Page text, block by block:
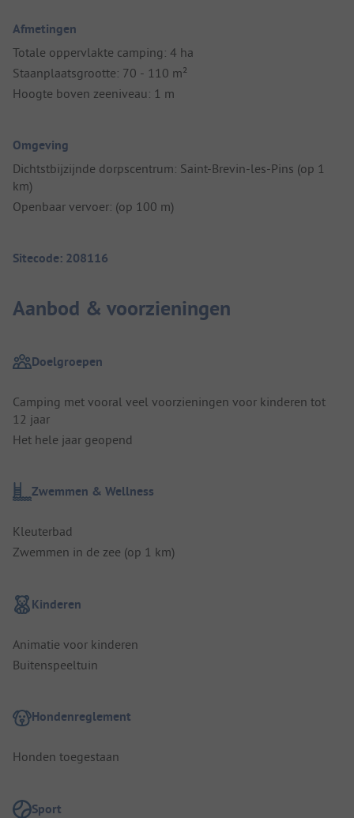
Afmetingen
Totale oppervlakte camping: 4 ha
Staanplaatsgrootte: 70 - 110 m²
Hoogte boven zeeniveau: 1 m
Omgeving
Dichtstbijzijnde dorpscentrum: Saint-Brevin-les-Pins (op 1
km)
Openbaar vervoer: (op 100 m)
Sitecode: 208116
Aanbod & voorzieningen
Doelgroepen
Camping met vooral veel voorzieningen voor kinderen tot
12 jaar
Het hele jaar geopend
Zwemmen & Wellness
Kleuterbad
Zwemmen in de zee (op 1 km)
Kinderen
Animatie voor kinderen
Buitenspeeltuin
Hondenreglement
Honden toegestaan
Sport